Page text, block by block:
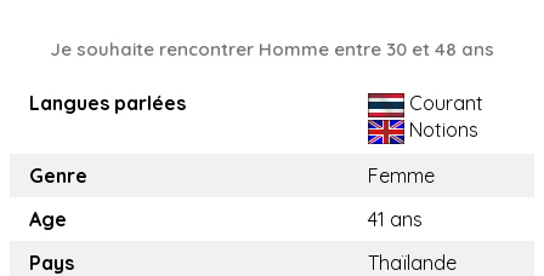
Je souhaite rencontrer Homme entre 30 et 48 ans
Langues parlées
Courant
Notions
Genre
Femme
Age
41 ans
Pays
Thaïlande